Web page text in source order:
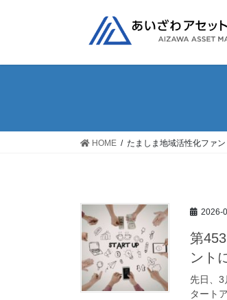
HOME たましま地域活性化ファン
2026-
第
ント
先日、3
タート